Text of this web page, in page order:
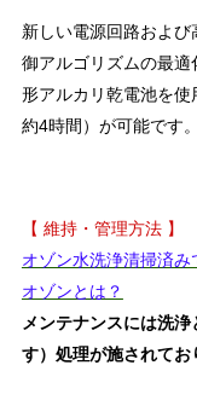
新しい電源回路およ
御アルゴリズムの最
形アルカリ乾電池を使
約4時間）が可能です。
【 維持・管理方法 】
オゾン水洗浄清掃済み
オゾンとは？
メンテナンスには洗
す）処理が施されてお